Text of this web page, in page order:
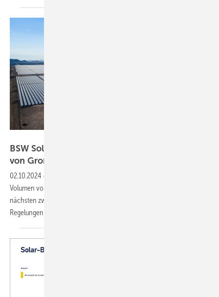
BSW Solar erwartet rasant wachsenden Ausbau
von Großspeichern
02.10.2024 -
Volumen von Speichern mit mehr als einem Megawatt Leistung in den
nächsten zwei Jahren verdreifacht. Dazu sind aber einfachere
Regelungen für Speicher